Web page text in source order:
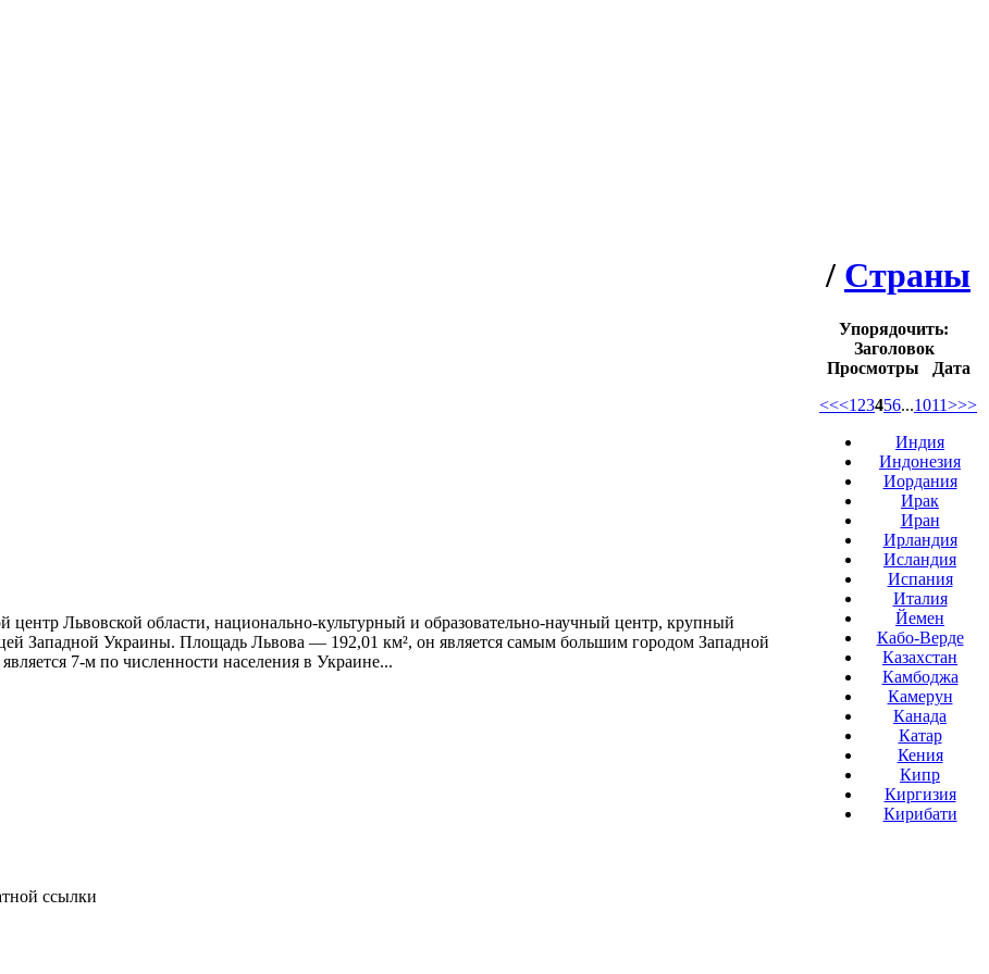
Львовской области, национально-культурный и образовательно-научный центр, крупный
Западной Украины. Площадь Львова — 192,01 км², он является самым большим городом Западной
7-м по численности населения в Украине...
/ Страны
Упорядочить:
Заголовок
Просмотры
Дата
<<<1 23456...1011>>>
Индия
Индонезия
Иордания
Ирак
Иран
Ирландия
Исландия
Испания
Италия
Йемен
Кабо-Верде
Казахстан
Камбоджа
Камерун
Канада
Катар
Кения
Кипр
Киргизия
Кирибати
ссылки